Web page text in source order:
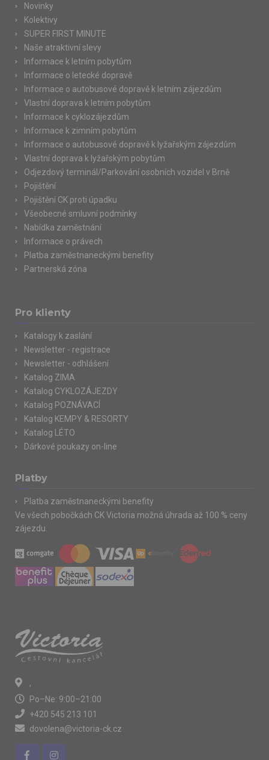
Novinky
Kolektivy
SUPER FIRST MINUTE
Naše atraktivní slevy
Informace k letním pobytům
Informace o letecké dopravě
Informace o autobusové dopravě k letním zájezdům
Vlastní doprava k letním pobytům
Informace k cyklozájezdům
Informace k zimním pobytům
Informace o autobusové dopravě k lyžařským zájezdům
Vlastní doprava k lyžařským pobytům
Odjezdový terminál/Parkování osobních vozidel v Brně
Pojištění
Pojištění CK proti úpadku
Všeobecné smluvní podmínky
Nabídka zaměstnání
Informace o právech
Platba zaměstnaneckými benefity
Partnerská zóna
Pro klienty
Katalogy k zaslání
Newsletter - registrace
Newsletter - odhlášení
Katalog ZIMA
Katalog CYKLOZÁJEZDY
Katalog POZNÁVACÍ
Katalog KEMPY & RESORTY
Katalog LÉTO
Dárkové poukazy on-line
Platby
Platba zaměstnaneckými benefity
Ve všech pobočkách CK Victoria možná úhrada až 100 % ceny
zájezdu.
,
Po–Ne: 9:00–21:00
+420 545 213 101
dovolena@victoria-ck.cz